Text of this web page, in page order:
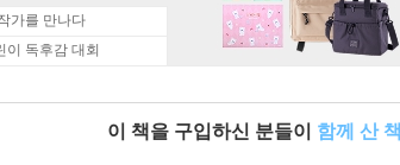
가를 만나다
이 독후감 대회
이 책을 구입하신 분들이 함께 산 책